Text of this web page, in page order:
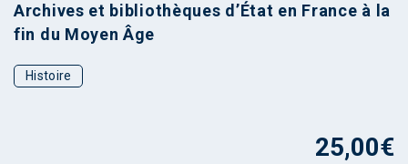
Archives et bibliothèques d’État en France à la
fin du Moyen Âge
Histoire
25,00€